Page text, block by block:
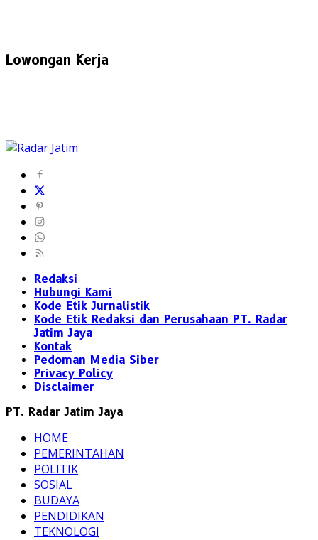
Lowongan Kerja
Redaksi
Hubungi Kami
Kode Etik Jurnalistik
Kode Etik Redaksi dan Perusahaan PT. Radar
Jatim Jaya
Kontak
Pedoman Media Siber
Privacy Policy
Disclaimer
PT. Radar Jatim Jaya
HOME
PEMERINTAHAN
POLITIK
SOSIAL
BUDAYA
PENDIDIKAN
TEKNOLOGI